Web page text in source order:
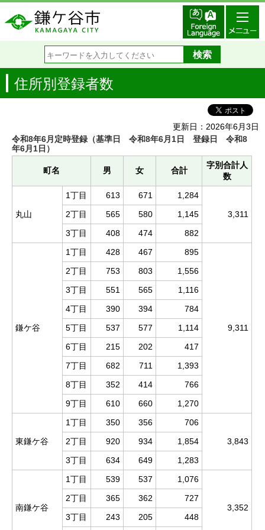
住所別登録者数
更新日：2026年6月3日
令和8年6月定時登録（基準日 令和8年6月1日 登録日 令和8
年6月1日）
町名 男 女 合計
字別合計人
数
丸山
1丁目 613 671 1,284
3,311
2丁目 565 580 1,145
3丁目 408 474 882
鎌ケ谷
1丁目 428 467 895
9,311
2丁目 753 803 1,556
3丁目 551 565 1,116
4丁目 390 394 784
5丁目 537 577 1,114
6丁目 215 202 417
7丁目 682 711 1,393
8丁目 352 414 766
9丁目 610 660 1,270
東鎌ケ谷
1丁目 350 356 706
3,843
2丁目 920 934 1,854
3丁目 634 649 1,283
南鎌ケ谷
1丁目 539 537 1,076
3,352
2丁目 365 362 727
3丁目 243 205 448